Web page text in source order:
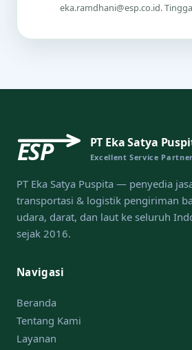
eka.ramdhani@esp.co.id.
ESP PT Eka Satya
Excellent Service Partner
PT Eka Satya Puspita — penyedia
transportasi & logistik pengiriman
udara, darat, dan laut ke seluruh
sejak 2016.
Navigasi
Beranda
Tentang Kami
Layanan